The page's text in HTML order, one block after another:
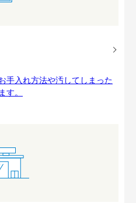
手入れ方法や汚してしまった
す。